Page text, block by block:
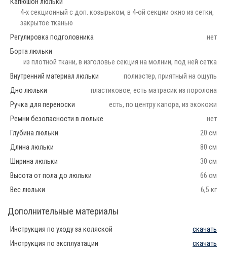
Капюшон люльки
4-х секционный с доп. козырьком, в 4-ой секции окно из сетки,
закрытое тканью
Регулировка подголовника
нет
Борта люльки
из плотной ткани, в изголовье секция на молнии, под ней сетка
Внутренний материал люльки
полиэстер, приятный на ощупь
Дно люльки
пластиковое, есть матрасик из поролона
Ручка для переноски
есть, по центру капора, из экокожи
Ремни безопасности в люльке
нет
Глубина люльки
20 см
Длина люльки
80 см
Ширина люльки
30 см
Высота от пола до люльки
66 см
Вес люльки
6,5 кг
Дополнительные материалы
Инструкция по уходу за коляской
скачать
Инструкция по эксплуатации
скачать